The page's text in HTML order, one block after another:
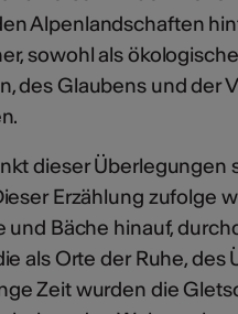
Alpenlandschaften
sowohl als
des Glaubens und der
dieser Überlegungen
Erzählung zufolge
und Bäche hinauf,
als Orte der Ruhe,
Zeit wurden die